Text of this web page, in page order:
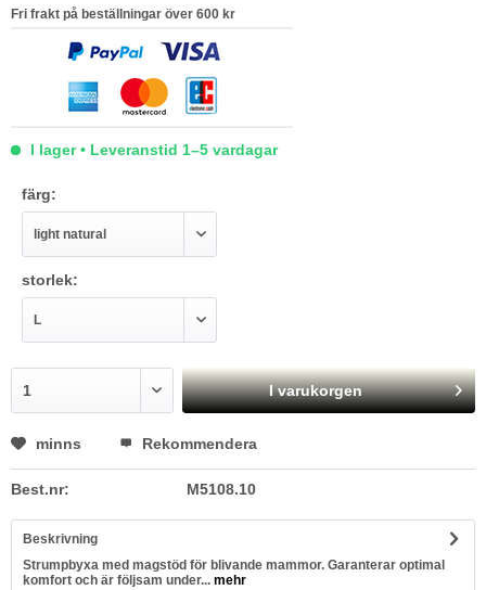
Fri frakt på beställningar över 600 kr
I lager • Leveranstid 1–5 vardagar
färg:
storlek:
I varukorgen
minns Rekommendera
Best.nr: M5108.10
Beskrivning
Strumpbyxa med magstöd för blivande mammor. Garanterar optimal
komfort och är följsam under... mehr